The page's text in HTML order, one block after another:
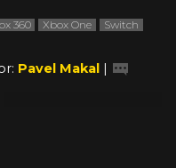
360 Xbox One
Switch
Pavel Makal |